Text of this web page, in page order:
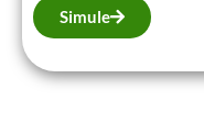
Simule